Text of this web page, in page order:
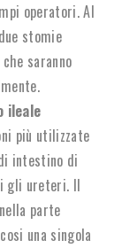
operatori. Al
stomie
saranno
ileale
più utilizzate
intestino di
gli ureteri. Il
parte
una singola